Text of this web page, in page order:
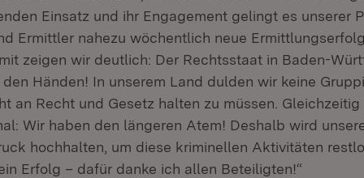
Einsatz und ihr Engagement gelingt es unserer
Ermittler nahezu wöchentlich neue
zeigen wir deutlich: Der Rechtsstaat in Baden-
Händen! In unserem Land dulden wir keine
an Recht und Gesetz halten zu müssen.
Wir haben den längeren Atem! Deshalb wird
hochhalten, um diese kriminellen Aktivitäten
Erfolg – dafür danke ich allen Beteiligten!“